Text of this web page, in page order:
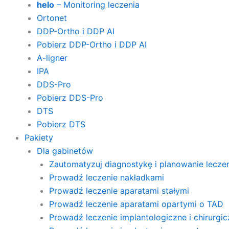
helo – Monitoring leczenia
Ortonet
DDP-Ortho i DDP AI
Pobierz DDP-Ortho i DDP AI
A-ligner
IPA
DDS-Pro
Pobierz DDS-Pro
DTS
Pobierz DTS
Pakiety
Dla gabinetów
Zautomatyzuj diagnostykę i planowanie
Prowadź leczenie nakładkami
Prowadź leczenie aparatami stałymi
Prowadź leczenie aparatami opartymi o TAD
Prowadź leczenie implantologiczne i